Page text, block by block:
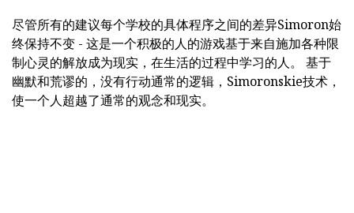
尽管所有的建议每个学校的具体程序之间的差异Simoron始
终保持不变 - 这是一个积极的人的游戏基于来自施加各种限
制心灵的解放成为现实，在生活的过程中学习的人。 基于
幽默和荒谬的，没有行动通常的逻辑，Simoronskie技术，
使一个人超越了通常的观念和现实。